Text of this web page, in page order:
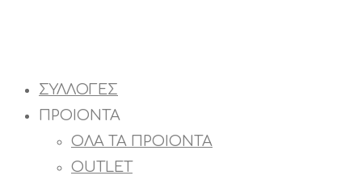
ΣΥΛΛΟΓΕΣ
ΠΡΟΙΟΝΤΑ
ΟΛΑ ΤΑ ΠΡΟΙΟΝΤΑ
OUTLET